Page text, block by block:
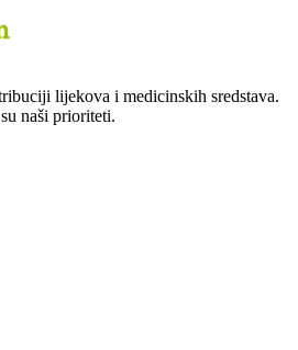
lijekova i medicinskih sredstava.
naši prioriteti.